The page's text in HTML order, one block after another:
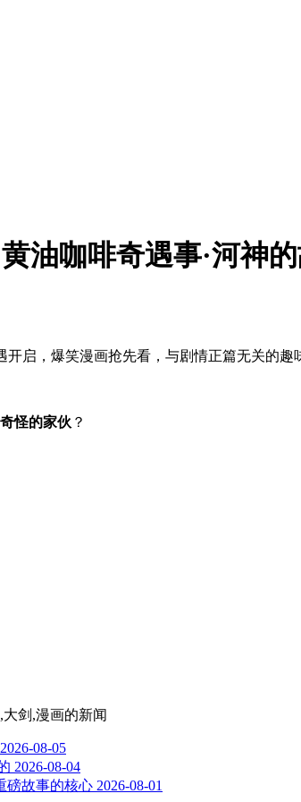
油咖啡奇遇事·河神
启，爆笑漫画抢先看，与剧情正篇无关的趣
奇怪的家伙 ？
剑,漫画的新闻
2026-08-05
2026-08-04
磅故事的核心 2026-08-01